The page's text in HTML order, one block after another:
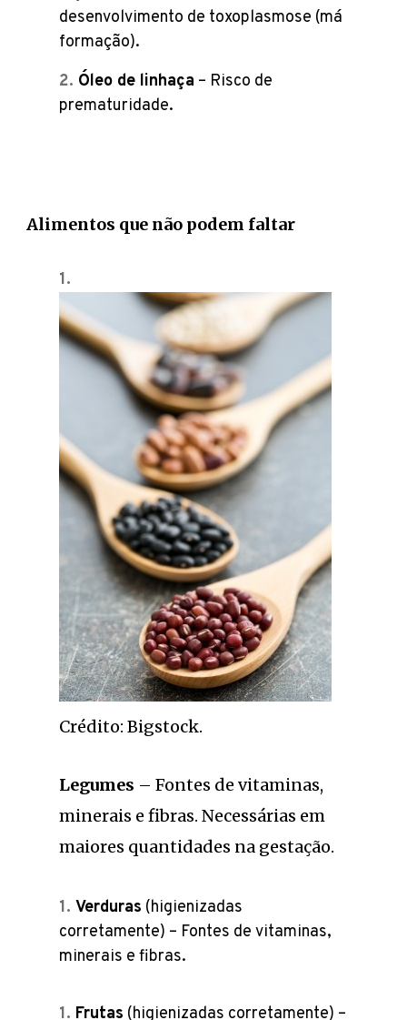
desenvolvimento de toxoplasmose (má
formação).
Óleo de linhaça – Risco de
prematuridade.
Alimentos que não podem faltar
Crédito: Bigstock.
Legumes – Fontes de vitaminas,
minerais e fibras. Necessárias em
maiores quantidades na gestação.
Verduras (higienizadas
corretamente) – Fontes de vitaminas,
minerais e fibras.
Frutas (higienizadas corretamente) –